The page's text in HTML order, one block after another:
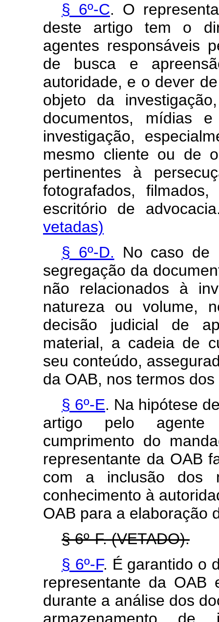
§ 6º-C. O
deste artigo tem o
agentes responsáveis
de busca e
autoridade, e o dever
objeto da
documentos, mídias
investigação,
mesmo cliente ou de
pertinentes à
fotografados,
escritório de
vetadas)
§ 6º-D. No caso de
segregação da
não relacionados à
natureza ou volume,
decisão judicial de
material, a cadeia de
seu conteúdo,
da OAB, nos termos
§ 6º-E. Na hipótese
artigo pelo agente
cumprimento do
representante da OAB
com a inclusão dos
conhecimento à
OAB para a elaboração
§ 6º-F. (VETADO).
§ 6º-F. É garantido o
representante da OAB
durante a análise dos